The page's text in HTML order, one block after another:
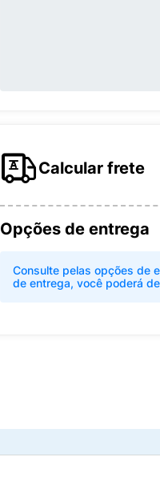
Calcular frete
Opções de entrega
Consulte pelas opções de
de entrega, você poderá